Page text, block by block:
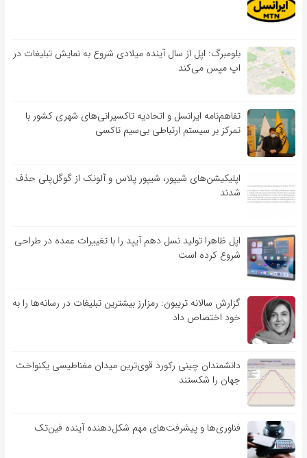
بلومبرگ: اپل از سال آینده میلادی شروع به نمایش تبلیغات در
اپ مپس می‌کند
تفاهم‌نامه‌ ایرانسل و اتحادیه تاکسیرانی‌های شهری کشور با
تمرکز بر سیستم ارتباطی بی‌سیم تاکسی
اپلیکیشن‌های شیپور، شیپور پلاس و آلونک از گوگل‌پلی حذف
شدند
اپل ظاهرا تولید نسل دهم آیپد را با تغییرات عمده در طراحی
شروع کرده است
گزارش سالانه تریبون: رمزارز بیشترین تبلیغات در رسانه‌ها را به
خود اختصاص داد
دانشمندان چینی رکورد قوی‌ترین میدان مغناطیسی یکنواخت
جهان را شکستند
فناوری‌ها و پیشرفت‌های مهم شکل‌دهنده آینده فین‌تک